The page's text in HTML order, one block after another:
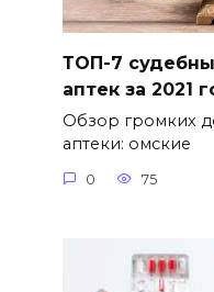
ТОП-7
аптек за 2021
Обзор громких
аптеки: омские
0 75